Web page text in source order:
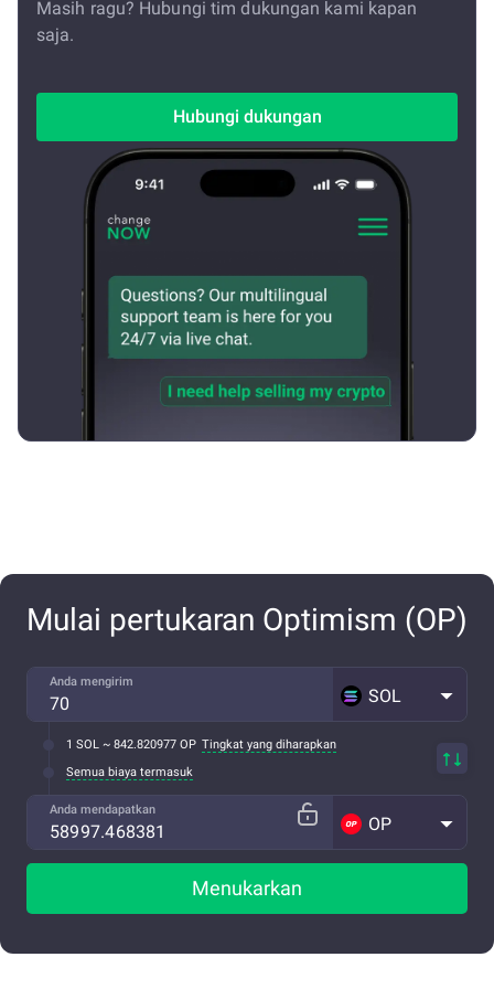
Masih ragu? Hubungi tim dukungan kami kapan
saja.
Hubungi dukungan
Mulai pertukaran Optimism (OP)
Anda mengirim
SOL
1 SOL ~ 842.820977 OP Tingkat yang diharapkan
Semua biaya termasuk
Anda mendapatkan
OP
Menukarkan